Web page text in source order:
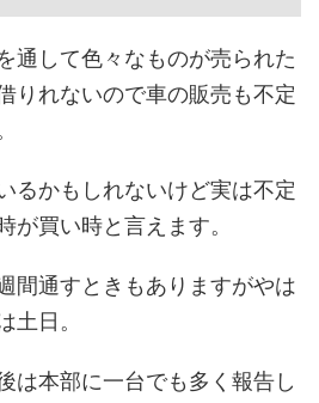
通して色々なものが売られた
りれないので車の販売も不定
るかもしれないけど実は不定
が買い時と言えます。
間通すときもありますがやは
土日。
は本部に一台でも多く報告し